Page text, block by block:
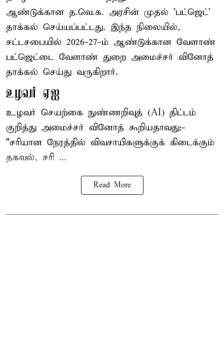
ஆண்டுக்கான த.வெ.க. அரசின் முதல் 'பட்ஜெட்'
தாக்கல் செய்யப்பட்டது. இந்த நிலையில்,
சட்டசபையில் 2026-27-ம் ஆண்டுக்கான வேளாண்
பட்ஜெட்டை வேளாண் துறை அமைச்சர் வினோத்
தாக்கல் செய்து வருகிறார்.
உழவர் ஏஐ
உழவர் செயற்கை நுண்ணறிவுத் (AI) திட்டம்
குறித்து அமைச்சர் வினோத் கூறியதாவது:-
"சரியான நேரத்தில் விவசாயிகளுக்குக் கிடைக்கும்
தகவல், சரி ...
Read More